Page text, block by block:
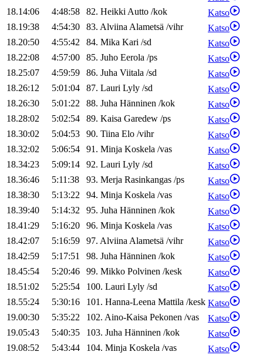
18.14:06
4:48:58 82. HeikkiAutto /kok
Katso
18.19:38
4:54:30 83. AlviinaAlametsä /vihr
Katso
18.20:50
4:55:42 84. Mika Kari /sd
Katso
18.22:08
4:57:00 85. Juho Eerola /ps
Katso
18.25:07
4:59:59 86. Juha Viitala /sd
Katso
18.26:12
5:01:04 87. Lauri Lyly /sd
Katso
18.26:30
5:01:22 88. Juha Hänninen /kok
Katso
18.28:02
5:02:54 89. Kaisa Garedew /ps
Katso
18.30:02
5:04:53 90. Tiina Elo /vihr
Katso
18.32:02
5:06:54 91. Minja Koskela /vas
Katso
18.34:23
5:09:14 92. Lauri Lyly /sd
Katso
18.36:46
5:11:38 93. Merja Rasinkangas /ps
Katso
18.38:30
5:13:22 94. Minja Koskela /vas
Katso
18.39:40
5:14:32 95. Juha Hänninen /kok
Katso
18.41:29
5:16:20 96. Minja Koskela /vas
Katso
18.42:07
5:16:59 97. AlviinaAlametsä /vihr
Katso
18.42:59
5:17:51 98. Juha Hänninen /kok
Katso
18.45:54
5:20:46 99. Mikko Polvinen /kesk
Katso
18.51:02
5:25:54 100. Lauri Lyly /sd
Katso
18.55:24
5:30:16 101. Hanna-Leena Mattila /kesk Katso
19.00:30
5:35:22 102. Aino-Kaisa Pekonen /vas
Katso
19.05:43
5:40:35 103. Juha Hänninen /kok
Katso
19.08:52
5:43:44 104. Minja Koskela /vas
Katso